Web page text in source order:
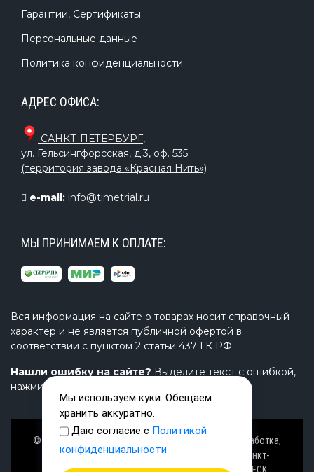
Гарантии, Сертификаты
Персональные данные
Политика конфиденциальности
АДРЕС ОФИСА:
САНКТ-ПЕТЕРБУРГ,
ул. Гельсингфорсская, д.3, оф. 535
(территория завода «Красная Нить»)
e-mail: info@timetrial.ru
МЫ ПРИНИМАЕМ К ОПЛАТЕ:
Вся информация на сайте о товарах носит справочный
характер и не является публичной офертой в
соответствии с пунктом 2 статьи 437 ГК РФ
Нашли ошибку на сайте? Выделите текст с ошибкой,
нажмите Ctrl+Enter и напишите нам.
© Завод TimeTrial (ТаймТриал) - производство, разработка,
проектирование надувных изделий, товаров в Санкт-
Петербурге с 2000 г. из ПВХ (PVC), ТПУ (TPU), AIRDECK
Мы используем куки. Обещаем
хранить аккуратно.
Даю согласие с Политикой
конфиденциальности